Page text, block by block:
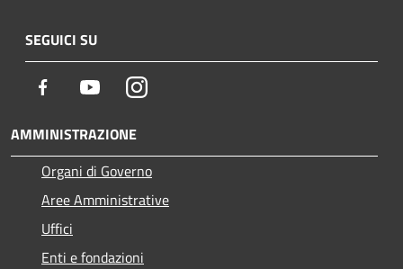
SEGUICI SU
Facebook YoutubeInstagram
AMMINISTRAZIONE
Organi di Governo
Aree Amministrative
Uffici
Enti e fondazioni